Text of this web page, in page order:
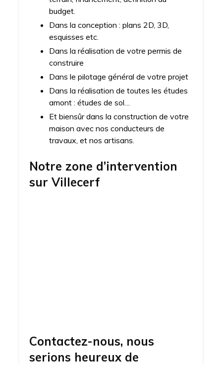
budget.
Dans la conception : plans 2D, 3D,
esquisses etc.
Dans la réalisation de votre permis de
construire
Dans le pilotage général de votre projet
Dans la réalisation de toutes les études
amont : études de sol…
Et biensûr dans la construction de votre
maison avec nos conducteurs de
travaux, et nos artisans.
Notre zone d’intervention
sur Villecerf
Contactez-nous, nous
serions heureux de